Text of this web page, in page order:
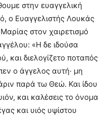
στην ευαγγελική
ο Ευαγγελιστής Λουκάς
στον χαιρετισμό
«Η δε ιδούσα
και διελογίζετο ποταπός
ο άγγελος αυτή· μη
παρά τω Θεώ. Και ίδου
και καλέσεις το όνομα
και υιός υψίστου